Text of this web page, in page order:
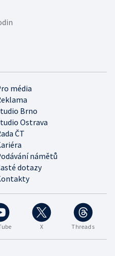
X Threads
média
Brno
Ostrava
ČT
námětů
dotazy